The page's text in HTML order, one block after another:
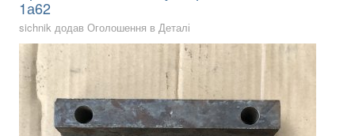
1а62
sichnik додав Оголошення в Деталі